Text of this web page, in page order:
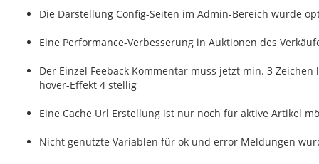
Die Darstellung Config-Seiten im Admin-Bereich wurde
Eine Performance-Verbesserung in Auktionen des
Der Einzel Feeback Kommentar muss jetzt min. 3
hover-Effekt 4 stellig
Eine Cache Url Erstellung ist nur noch für aktive Artikel
Nicht genutzte Variablen für ok und error Meldungen